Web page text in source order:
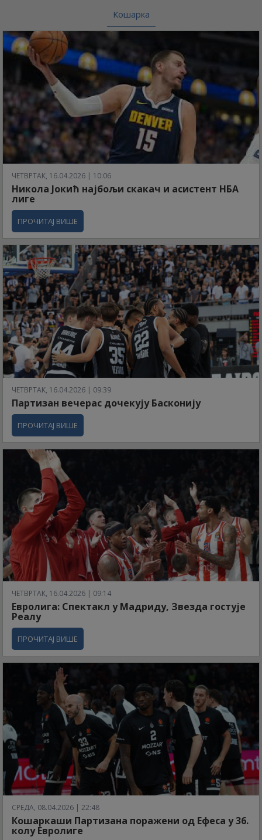
Кошарка
ЧЕТВРТАК, 16.04.2026 | 10:06
Никола Јокић најбољи скакач и асистент НБА
лиге
ПРОЧИТАЈ ВИШЕ
ЧЕТВРТАК, 16.04.2026 | 09:39
Партизан вечерас дочекују Басконију
ПРОЧИТАЈ ВИШЕ
ЧЕТВРТАК, 16.04.2026 | 09:14
Евролига: Спектакл у Мадриду, Звезда гостује
Реалу
ПРОЧИТАЈ ВИШЕ
СРЕДА, 08.04.2026 | 22:48
Кошаркаши Партизана поражени од Ефеса у 36.
колу Евролиге